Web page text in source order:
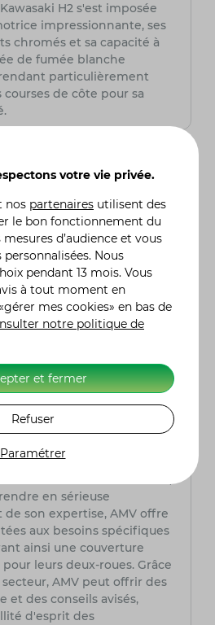
H2 s'est imposée
impressionnante, ses
chromés et sa capacité à
de fumée blanche
particulièrement
de côte pour sa
pilotes et les motards
représentent un équilibre
puissance, et maniabilité,
tant pour les jeunes
pour les motards avec de
allient la technologie
et des modèles
motocycliste, offrant
enrichissante et le
tout en étant
choisir ?
votre assurance moto, il
les tarifs, les
proposées. AMV,
en sérieuse
son expertise, AMV offre
aux besoins spécifiques
ainsi une couverture
leurs deux-roues. Grâce
AMV peut offrir des
et des conseils avisés,
d'esprit des
votre vie privée.
nos partenaires utilisent des
le bon fonctionnement du
d’audience et vous
Nous
pendant 13 mois. Vous
à tout moment en
mes cookies» en bas de
notre politique de
et fermer
Refuser
Paramétrer